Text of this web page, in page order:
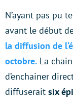
N’ayant pas pu
avant le début
la diffusion de
octobre. La
d’enchainer
diffuserait six